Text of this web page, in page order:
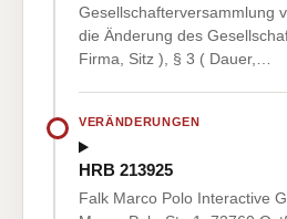
Gesellschafterversammlung
die Änderung des
Firma, Sitz ), § 3 ( Dauer,…
VERÄNDERUNGEN
HRB 213925
Falk Marco Polo Interactive